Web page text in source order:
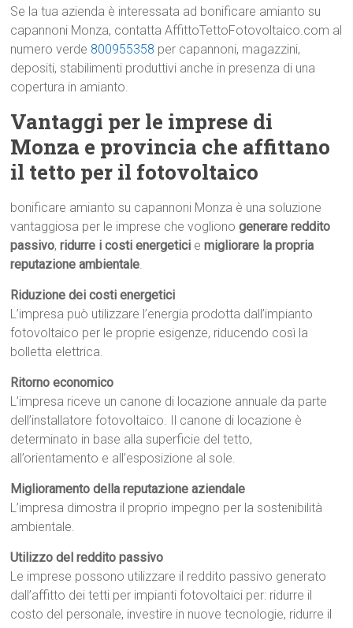
Se la tua azienda è interessata ad bonificare amianto su
capannoni Monza, contatta AffittoTettoFotovoltaico.com al
numero verde 800955358 per capannoni, magazzini,
depositi, stabilimenti produttivi anche in presenza di una
copertura in amianto.
Vantaggi per le imprese di
Monza e provincia che affittano
il tetto per il fotovoltaico
bonificare amianto su capannoni Monza è una soluzione
vantaggiosa per le imprese che voglionogenerare reddito
passivo,ridurre i costi energetici emigliorare la propria
reputazione ambientale.
Riduzione dei costi energetici
L’impresa può utilizzare l’energia prodotta dall’impianto
fotovoltaico per le proprie esigenze, riducendo così la
bolletta elettrica.
Ritorno economico
L’impresa riceve un canone di locazione annuale da parte
dell’installatore fotovoltaico. Il canone di locazione è
determinato in base alla superficie del tetto,
all’orientamento e all’esposizione al sole.
Miglioramento della reputazione aziendale
L’impresa dimostra il proprio impegno per la sostenibilità
ambientale.
Utilizzo del reddito passivo
Le imprese possono utilizzare il reddito passivo generato
dall’affitto dei tetti per impianti fotovoltaici per: ridurre il
costo del personale, investire in nuove tecnologie, ridurre il